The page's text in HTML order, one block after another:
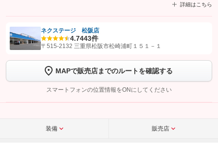
詳細はこちら
【STEP1】認証画面でグーネットを友だち追加してから「許可する」ボタンを押
トーク画面で
ボタンをタップして問い合わせを
完了してください。
こちら
ネクステージ 松阪店
4.7443件
〒515-2132 三重県松阪市松崎浦町１５１－１
MAPで販売店までのルートを確認する
スマートフォンの位置情報をONにしてください
装備 販売店